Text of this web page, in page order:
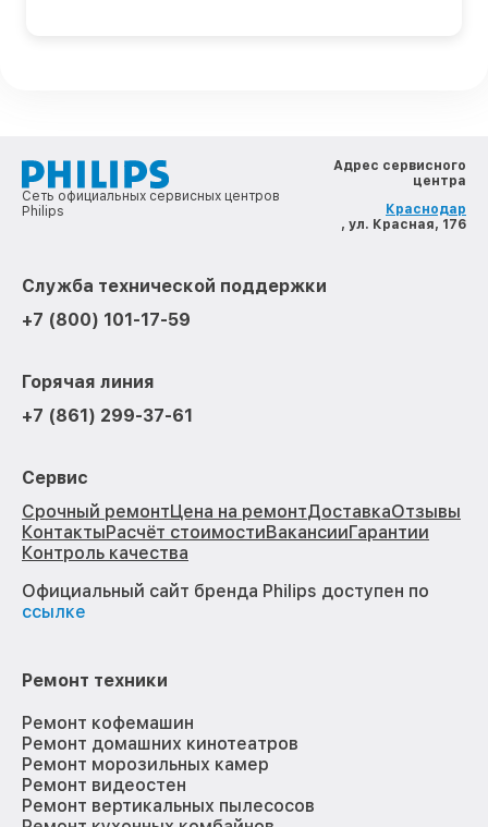
Сеть официальных сервисных центров
Philips
Адрес сервисного
центра
Краснодар
, ул. Красная, 176
Служба технической поддержки
+7 (800) 101-17-59
Горячая линия
+7 (861) 299-37-61
Сервис
Срочный ремонтЦена на ремонтДоставкаОтзывы
КонтактыРасчёт стоимостиВакансииГарантии
Контроль качества
Официальный сайт бренда Philips доступен по
ссылке
Ремонт техники
Ремонт кофемашин
Ремонт домашних кинотеатров
Ремонт морозильных камер
Ремонт видеостен
Ремонт вертикальных пылесосов